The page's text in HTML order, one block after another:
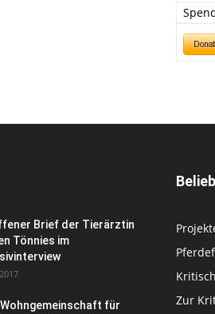
Brief der Tierärztin
Tönnies im
Wohngemeinschaft für
Zur